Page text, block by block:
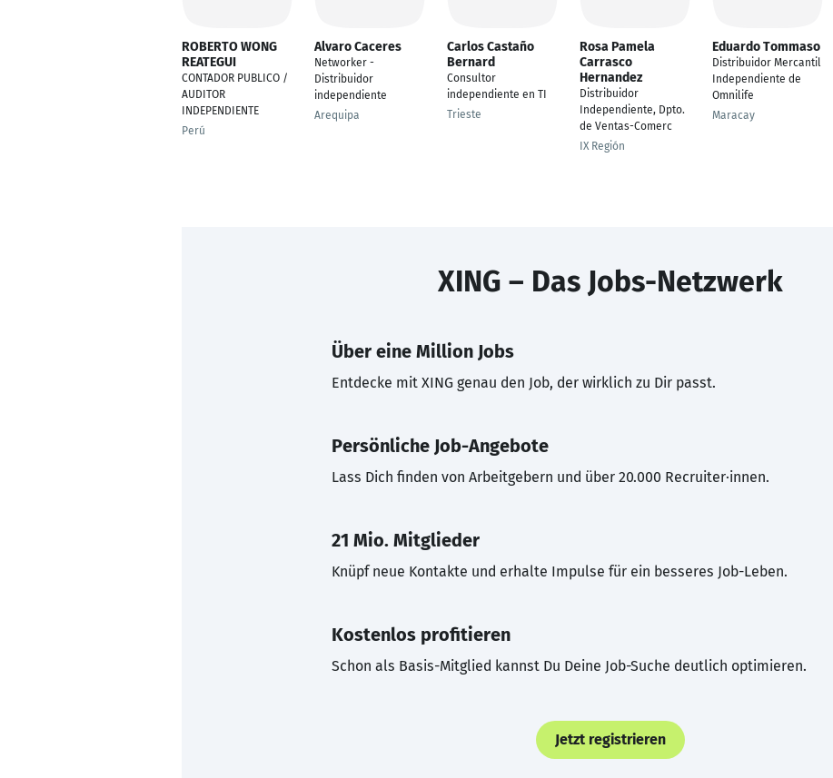
ROBERTO WONG
REATEGUI
CONTADOR PUBLICO /
AUDITOR
INDEPENDIENTE
Perú
Alvaro Caceres
Networker -
Distribuidor
independiente
Arequipa
Carlos Castaño
Bernard
Consultor
independiente en TI
Trieste
Rosa Pamela
Carrasco
Hernandez
Distribuidor
Independiente, Dpto.
de Ventas-Comerc
IX Región
Eduardo Tommaso
Distribuidor Mercantil
Independiente de
Omnilife
Maracay
XING – Das Jobs-Netzwerk
Über eine Million Jobs
Entdecke mit XING genau den Job, der wirklich zu Dir passt.
Persönliche Job-Angebote
Lass Dich finden von Arbeitgebern und über 20.000 Recruiter·innen.
21 Mio. Mitglieder
Knüpf neue Kontakte und erhalte Impulse für ein besseres Job-Leben.
Kostenlos profitieren
Schon als Basis-Mitglied kannst Du Deine Job-Suche deutlich optimieren.
Jetzt registrieren